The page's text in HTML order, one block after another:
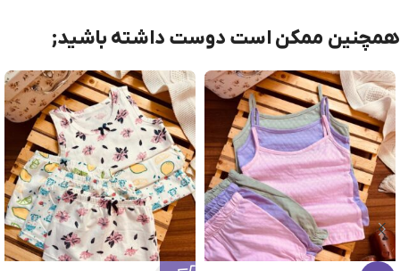
همچنین ممکن است دوست داشته باشید;